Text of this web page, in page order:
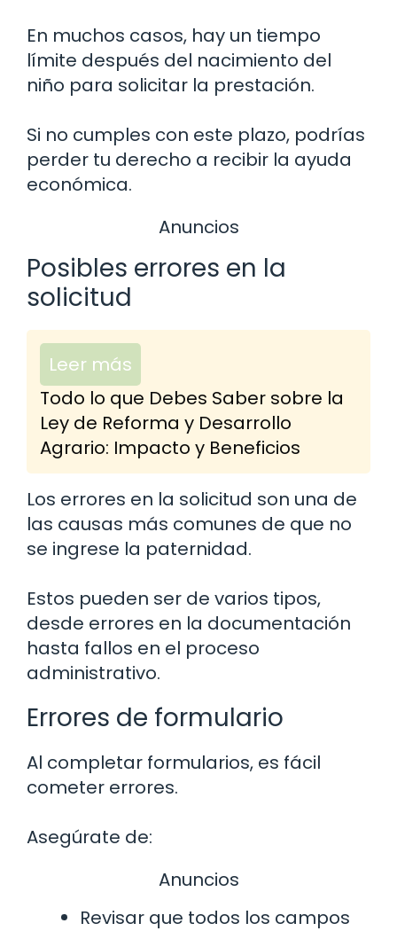
En muchos casos, hay un tiempo
límite después del nacimiento del
niño para solicitar la prestación.
Si no cumples con este plazo, podrías
perder tu derecho a recibir la ayuda
económica.
Anuncios
Posibles errores en la
solicitud
Leer más
Todo lo que Debes Saber sobre la
Ley de Reforma y Desarrollo
Agrario: Impacto y Beneficios
Los errores en la solicitud son una de
las causas más comunes de que no
se ingrese la paternidad.
Estos pueden ser de varios tipos,
desde errores en la documentación
hasta fallos en el proceso
administrativo.
Errores de formulario
Al completar formularios, es fácil
cometer errores.
Asegúrate de:
Anuncios
Revisar que todos los campos